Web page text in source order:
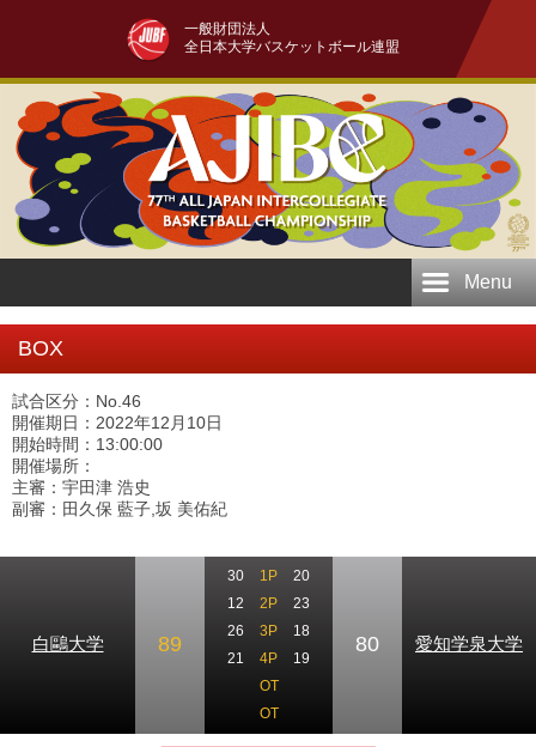
一般財団法人
全日本大学バスケットボール連盟
Menu
BOX
試合区分：No.46
開催期日：2022年12月10日
開始時間：13:00:00
開催場所：
主審：宇田津 浩史
副審：田久保 藍子,坂 美佑紀
白鷗大学 89
30 1P
20
12
2P
23
26
3P
18
21
4P
19
OT
OT
80 愛知学泉大学